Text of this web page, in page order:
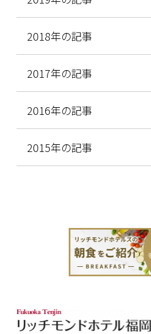
2018年の記事
2017年の記事
2016年の記事
2015年の記事